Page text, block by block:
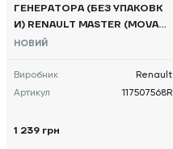
ГЕНЕРАТОРА (БЕЗ УПАКОВК
И) RENAULT MASTER (MOVAN
O, NV400) 2010, - 117507568
НОВИЙ
Виробник
Renault
Артикул
117507568R
1 239 грн